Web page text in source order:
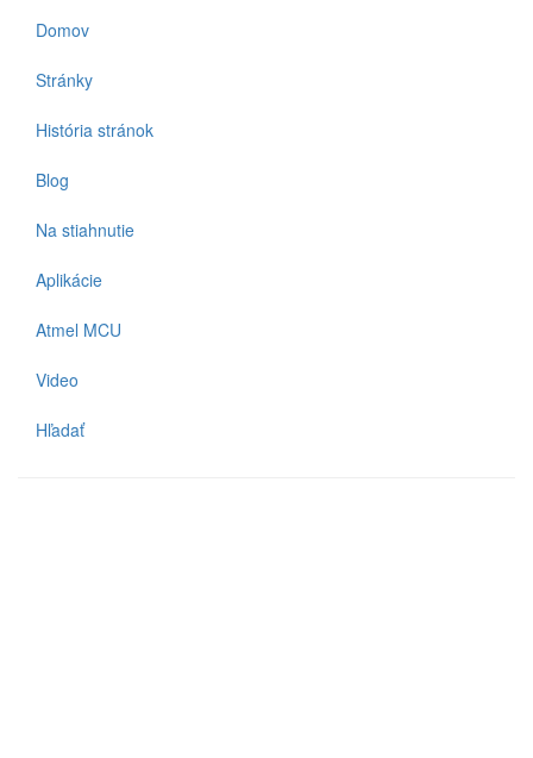
Domov
Stránky
História stránok
Blog
Na stiahnutie
Aplikácie
Atmel MCU
Video
Hľadať